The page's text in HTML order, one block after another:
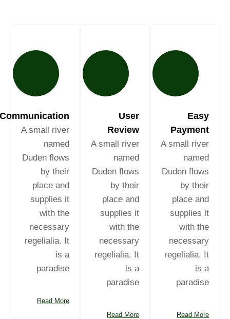
Easy
Payment
A small river
named
Duden flows
by their
place and
supplies it
with the
necessary
regelialia. It
is a
paradise
Read More
User
Review
A small river
named
Duden flows
by their
place and
supplies it
with the
necessary
regelialia. It
is a
paradise
Read More
Communication
A small river
named
Duden flows
by their
place and
supplies it
with the
necessary
regelialia. It
is a
paradise
Read More